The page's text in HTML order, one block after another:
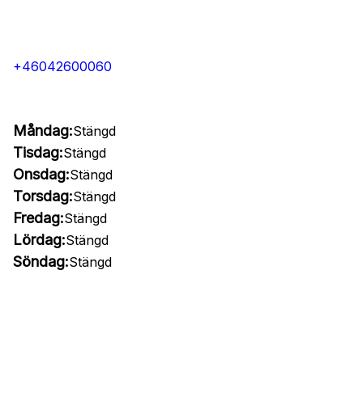
+46042600060
Måndag:Stängd
Tisdag:Stängd
Onsdag:Stängd
Torsdag:Stängd
Fredag:Stängd
Lördag:Stängd
Söndag:Stängd